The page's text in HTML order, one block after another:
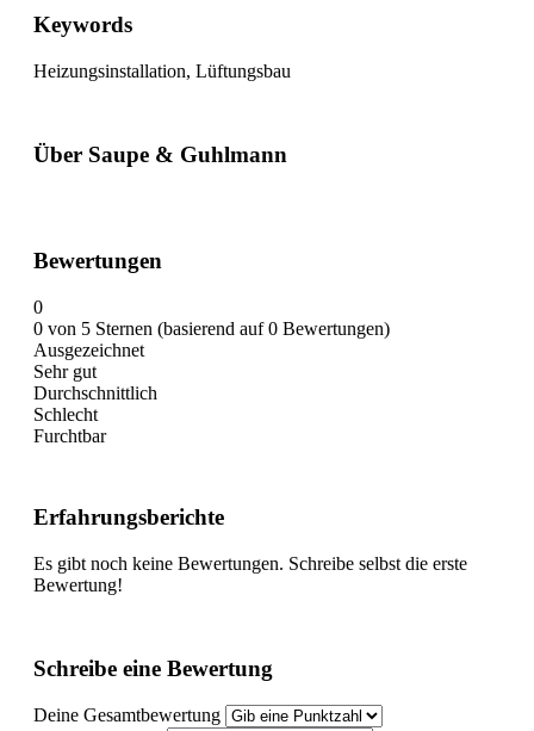
Keywords
Heizungsinstallation, Lüftungsbau
Über Saupe & Guhlmann
Bewertungen
0
0 von 5 Sternen (basierend auf 0 Bewertungen)
Ausgezeichnet
Sehr gut
Durchschnittlich
Schlecht
Furchtbar
Erfahrungsberichte
Es gibt noch keine Bewertungen. Schreibe selbst die erste
Bewertung!
Schreibe eine Bewertung
Deine Gesamtbewertung